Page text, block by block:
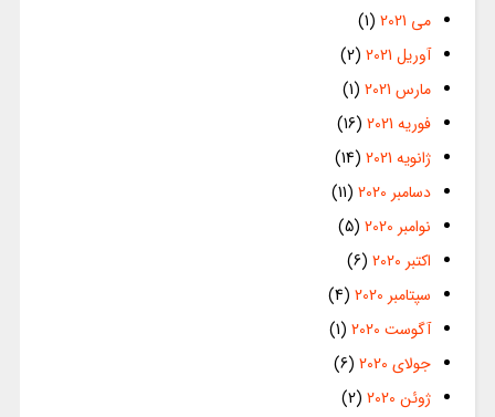
می 2021
(1)
آوریل 2021
(2)
مارس 2021
(1)
فوریه 2021
(16)
ژانویه 2021
(14)
دسامبر 2020
(11)
نوامبر 2020
(5)
اکتبر 2020
(6)
سپتامبر 2020
(4)
آگوست 2020
(1)
جولای 2020
(6)
ژوئن 2020
(2)